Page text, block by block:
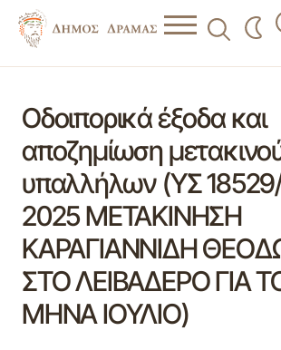
Οδοιπορικά έξοδα και
αποζημίωση
υπαλλήλων (ΥΣ
2025 ΜΕΤΑΚΙΝΗΣΗ
ΚΑΡΑΓΙΑΝΝΙΔΗ
ΣΤΟ ΛΕΙΒΑΔΕΡΟ ΓΙΑ
ΜΗΝΑ ΙΟΥΛΙΟ)